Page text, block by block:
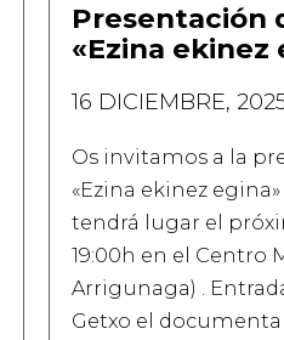
Presentación
«Ezina ekinez
16 DICIEMBRE,
Os invitamos a la
«Ezina ekinez
tendrá lugar el
19:00h en el Centro
Arrigunaga) .
Getxo el